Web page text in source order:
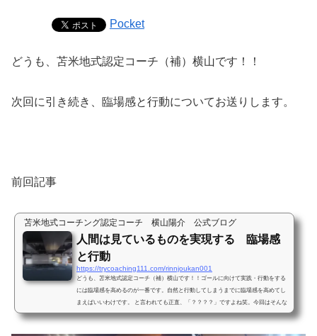
Pocket
どうも、苫米地式認定コーチ（補）横山です！！
次回に引き続き、臨場感と行動についてお送りします。
前回記事
苫米地式コーチング認定コーチ 横山陽介 公式ブログ
人間は見ているものを実現する 臨場感
と行動
https://trycoaching111.com/rinnjoukan001
どうも、苫米地式認定コーチ（補）横山です！！ゴールに向けて実践・行動をする
には臨場感を高めるのが一番です。自然と行動してしまうまでに臨場感を高めてし
まえばいいわけです。 と言われても正直、「？？？？」ですよね笑。今回はそんな
「臨場感と行動」についてお送りします。臨場感を強く感じることは、簡単です。